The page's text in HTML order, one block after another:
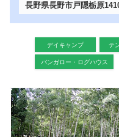
長野県長野市戸隠栃原
デイキャンプ テ
バンガロー・ログハウス